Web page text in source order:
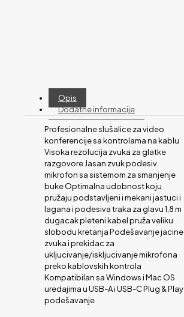
Opis
Dodatne informacije
Profesionalne slušalice za video
konferencije sa kontrolama na kablu
Visoka rezolucija zvuka za glatke
razgovore Jasan zvuk podesiv
mikrofon sa sistemom za smanjenje
buke Optimalna udobnost koju
pružaju podstavljeni i mekani jastuci i
lagana i podesiva traka za glavu 1,8 m
dugacak pleteni kabel pruža veliku
slobodu kretanja Podešavanje jacine
zvuka i prekidac za
ukljucivanje/iskljucivanje mikrofona
preko kablovskih kontrola
Kompatibilan sa Windows i Mac OS
uredajima u USB-A i USB-C Plug & Play
podešavanje